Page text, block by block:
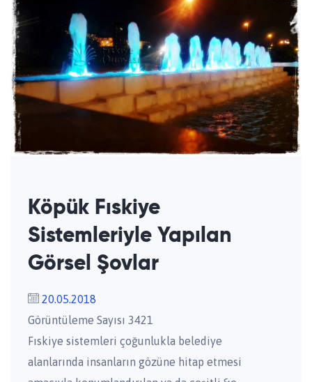
Köpük Fıskiye
Sistemleriyle Yapılan
Görsel Şovlar
20.05.2018
Görüntüleme Sayısı 3421
Fıskiye sistemleri çoğunlukla belediye
alanlarında insanların gözüne hitap etmesi